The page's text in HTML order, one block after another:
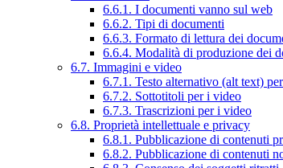
6.6.1. I documenti vanno sul web
6.6.2. Tipi di documenti
6.6.3. Formato di lettura dei
6.6.4. Modalità di produzione dei
6.7. Immagini e video
6.7.1. Testo alternativo (alt text)
6.7.2. Sottotitoli per i video
6.7.3. Trascrizioni per i video
6.8. Proprietà intellettuale e privacy
6.8.1. Pubblicazione di contenuti
6.8.2. Pubblicazione di contenuti